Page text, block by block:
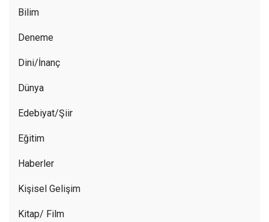
Bilim
Deneme
Dini/İnanç
Dünya
Edebiyat/Şiir
Eğitim
Haberler
Kişisel Gelişim
Kitap/ Film